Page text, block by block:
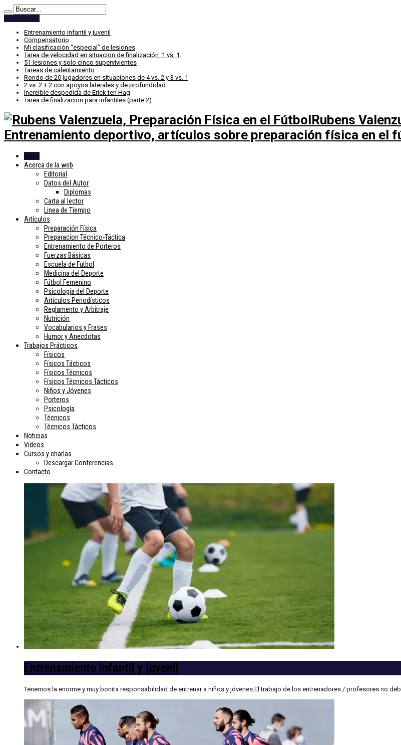
Destacados
Entrenamiento infantil y juvenil
Compensatorio
Mi clasificación “especial” de lesiones
Tarea de velocidad en situacion de finalización 1 vs. 1.
51 lesiones y solo cinco supervivientes
Tareas de calentamiento
Rondo de 20 jugadores en situaciones de 4 vs. 2 y 3 vs. 1
2 vs. 2 + 2 con apoyos laterales y de profundidad
Increible despedida de Erick ten Hag
Tarea de finalizacion para infantiles (parte 2)
Rubens
Entrenamiento deportivo, artículos sobre preparación física en el
Inicio
Acerca de la web
Editorial
Datos del Autor
Diplomas
Carta al lector
Linea de Tiempo
Artículos
Preparación Física
Preparacion Técnico-Táctica
Entrenamiento de Porteros
Fuerzas Básicas
Escuela de Futbol
Medicina del Deporte
Fútbol Femenino
Psicología del Deporte
Artículos Periodísticos
Reglamento y Arbitraje
Nutrición
Vocabularios y Frases
Humor y Anecdotas
Trabajos Prácticos
Físicos
Físicos Tácticos
Físicos Técnicos
Físicos Técnicos Tácticos
Niños y Jóvenes
Porteros
Psicología
Técnicos
Técnicos Tácticos
Noticias
Videos
Cursos y charlas
Descargar Conferencias
Contacto
Entrenamiento infantil y juvenil
Tenemos la enorme y muy bonita responsabilidad de entrenar a niños y jóvenes.El trabajo de los entrenadores / profesores no